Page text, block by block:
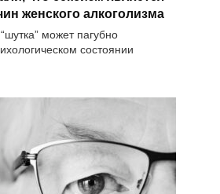
женского алкоголизма
может пагубно
состоянии